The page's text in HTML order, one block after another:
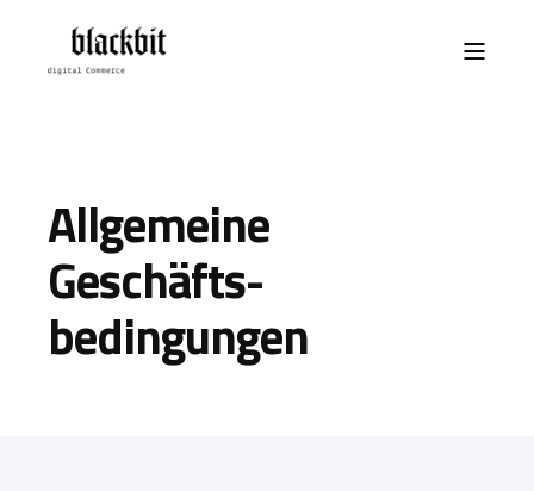
Allgemeine
Geschäfts­
bedingungen